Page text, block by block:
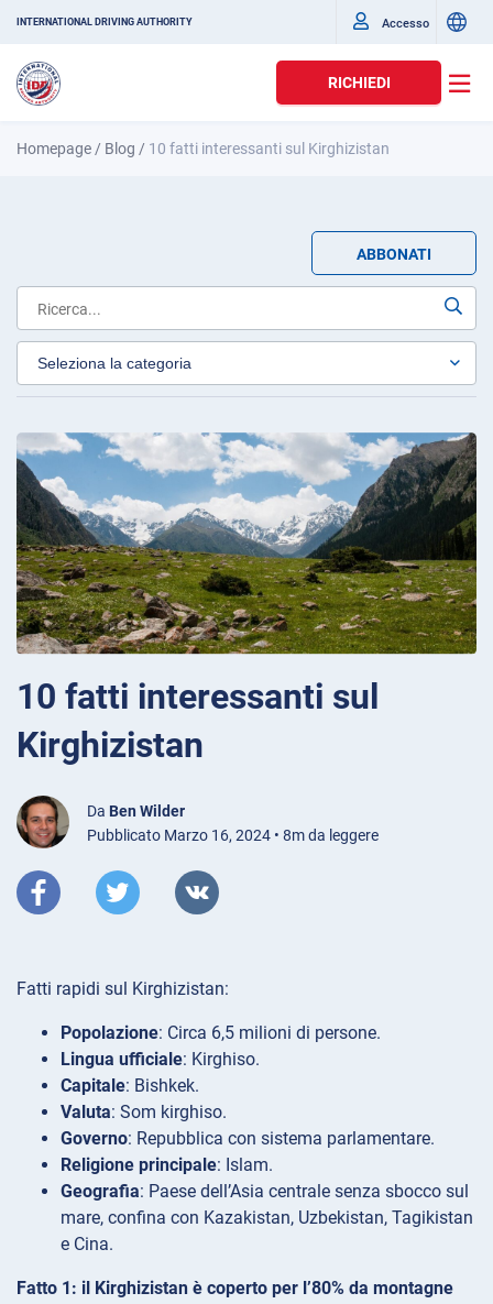
INTERNATIONAL DRIVING AUTHORITY Accesso
RICHIEDI
Homepage / Blog / 10 fatti interessanti sul Kirghizistan
ABBONATI
10 fatti interessanti sul
Kirghizistan
Da Ben Wilder
Pubblicato Marzo 16, 2024 • 8m da leggere
Fatti rapidi sul Kirghizistan:
Popolazione: Circa 6,5 milioni di persone.
Lingua ufficiale: Kirghiso.
Capitale: Bishkek.
Valuta: Som kirghiso.
Governo: Repubblica con sistema parlamentare.
Religione principale: Islam.
Geografia: Paese dell’Asia centrale senza sbocco sul
mare, confina con Kazakistan, Uzbekistan, Tagikistan
e Cina.
Fatto 1: il Kirghizistan è coperto per l’80% da montagne